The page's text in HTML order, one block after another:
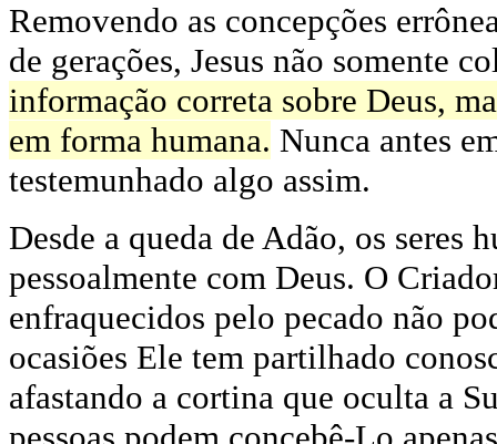
Removendo as concepções
de gerações, Jesus não somente
informação correta sobre Deus,
em forma humana. Nunca antes
testemunhado algo assim.
Desde a queda de Adão, os seres
pessoalmente com Deus. O
enfraquecidos pelo pecado não
ocasiões Ele tem partilhado
afastando a cortina que oculta a